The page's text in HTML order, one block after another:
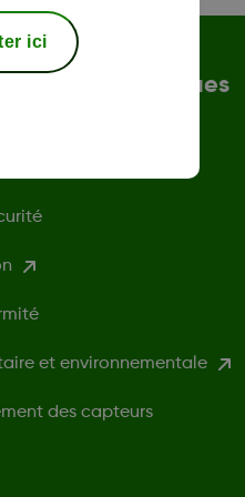
et politiques
et environnementale
des capteurs
ici